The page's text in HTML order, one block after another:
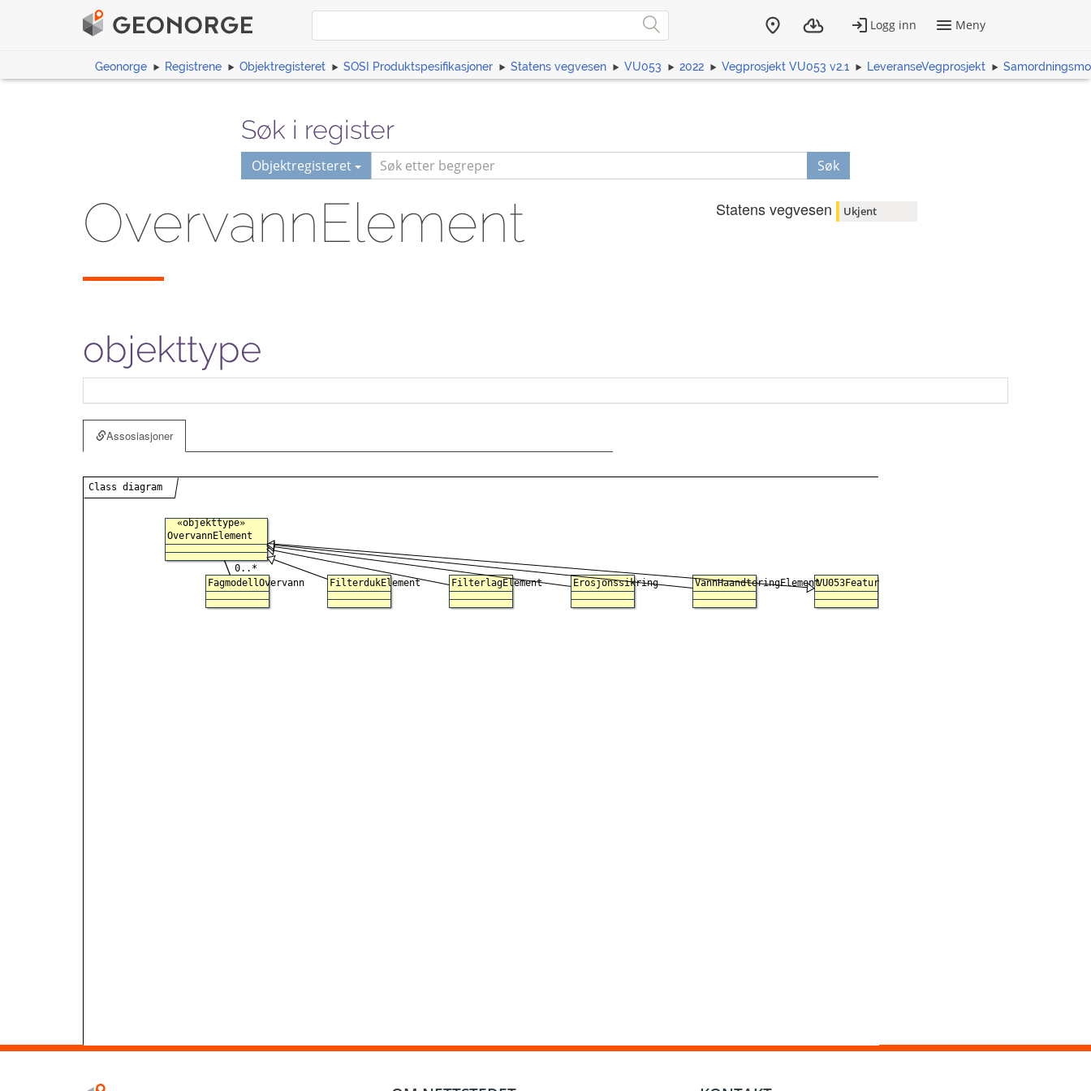
Geonorge Registrene Objektregisteret SOSI Produktspesifikasjoner Statens vegvesen VU053 2022 Vegprosjekt VU053 v2.1 LeveranseVegprosjekt
Søk i register
Objektregisteret Søk
OvervannElement
objekttype
Statens vegvesen Ukjent
Assosiasjoner